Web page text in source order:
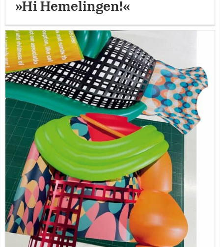
»Hi Hemelingen!«